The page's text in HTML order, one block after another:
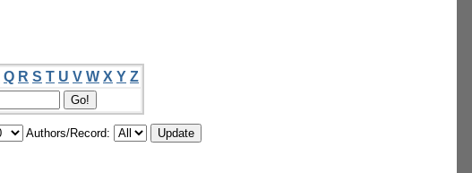
Q R S T U V W X Y Z
Authors/Record: